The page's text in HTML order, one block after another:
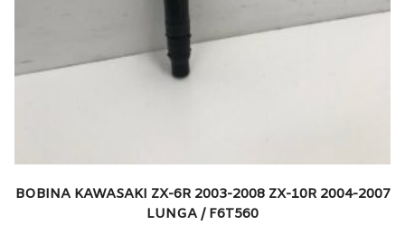
BOBINA KAWASAKI ZX-6R 2003-2008 ZX-10R 2004-2007
LUNGA / F6T560